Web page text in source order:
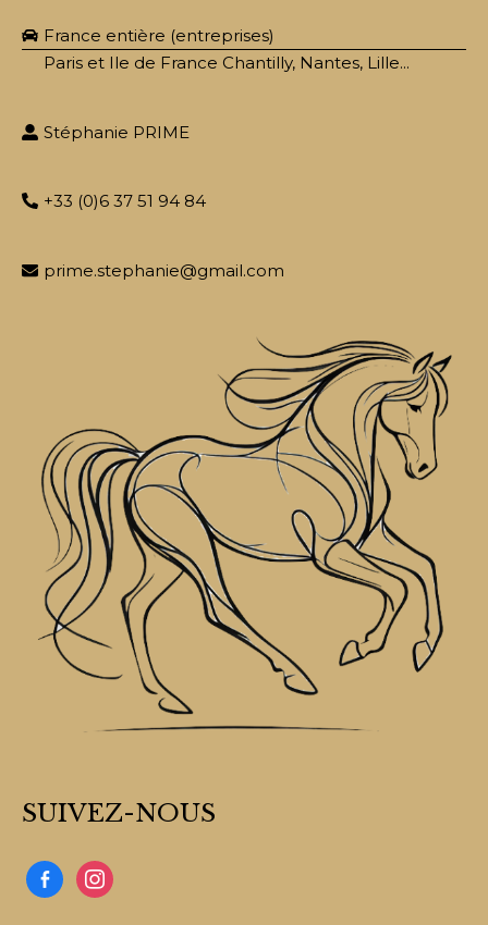
France entière (entreprises)
Paris et Ile de France Chantilly, Nantes, Lille...
Stéphanie PRIME
+33 (0)6 37 51 94 84
prime.stephanie@gmail.com
SUIVEZ-NOUS